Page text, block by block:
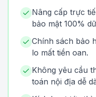
Nâng cấp trực
bảo mật 100%
Chính sách bảo
lo mất tiền oan.
Không yêu cầu
toán nội địa dễ